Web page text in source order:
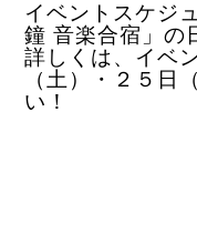
イベントスケジ
鐘 音楽合宿」の
詳しくは、イベ
（土）・２５日
い！